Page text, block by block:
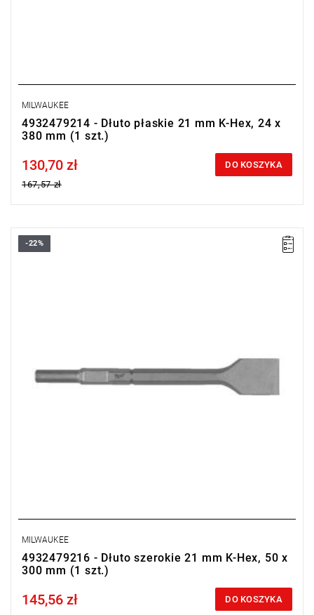
MILWAUKEE
4932479214 - Dłuto płaskie 21 mm K-Hex, 24 x
380 mm (1 szt.)
Price tax included
130,70 zł
167,57 zł
DO KOSZYKA
• Długość całkowita: 300 mm
-22%
MILWAUKEE
4932479216 - Dłuto szerokie 21 mm K-Hex, 50 x
300 mm (1 szt.)
Price tax included
145,56 zł DO KOSZYKA